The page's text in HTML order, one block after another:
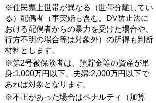
※住民票上世帯が異なる（世帯分離してい
る）配偶者（事実婚も含む。DV防止法に
おける配偶者からの暴力を受けた場合や、
行方不明の場合等は対象外）の所得も判断
材料とします。
※第2号被保険者は、預貯金等の資産が単
身:1,000万円以下、夫婦:2,000万円以下で
あれば対象となります。
※不正があった場合はペナルティ（加算